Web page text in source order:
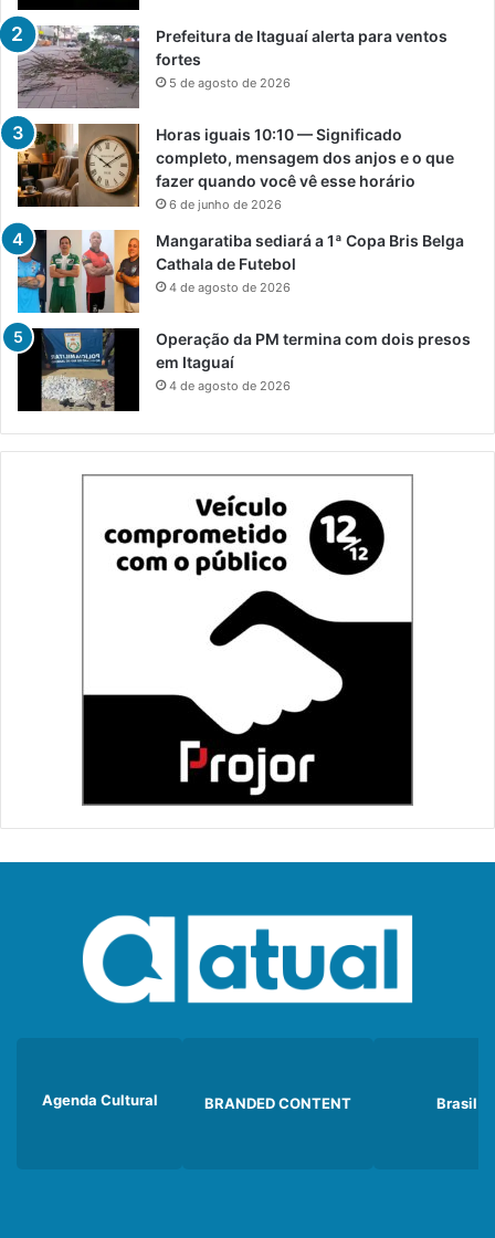
Prefeitura de Itaguaí alerta para ventos
fortes
5 de agosto de 2026
Horas iguais 10:10 — Significado
completo, mensagem dos anjos e o que
fazer quando você vê esse horário
6 de junho de 2026
Mangaratiba sediará a 1ª Copa Bris Belga
Cathala de Futebol
4 de agosto de 2026
Operação da PM termina com dois presos
em Itaguaí
4 de agosto de 2026
Agenda Cultural BRANDED CONTENT Brasil